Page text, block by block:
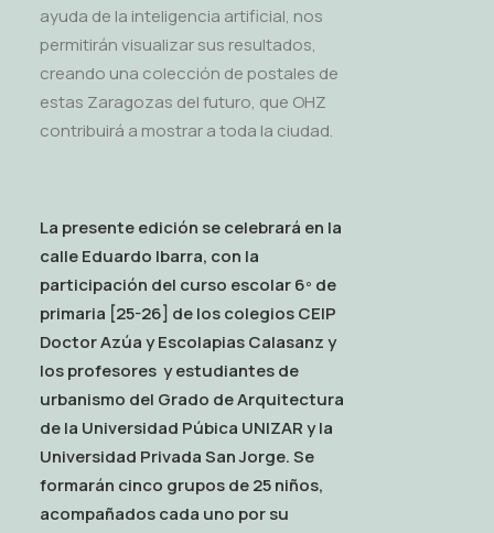
ayuda de la inteligencia artificial, nos
permitirán visualizar sus resultados,
creando una colección de postales de
estas Zaragozas del futuro, que OHZ
contribuirá a mostrar a toda la ciudad.
La presente edición se celebrará en la
calle Eduardo Ibarra, con la
participación del curso escolar 6º de
primaria [25-26] de los colegios CEIP
Doctor Azúa y Escolapias Calasanz y
los profesores y estudiantes de
urbanismo del Grado de Arquitectura
de la Universidad Púbica UNIZAR y la
Universidad Privada San Jorge. Se
formarán cinco grupos de 25 niños,
acompañados cada uno por su